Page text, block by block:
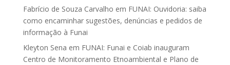
Fabrício de Souza Carvalho em FUNAI: Ouvidoria: saiba
como encaminhar sugestões, denúncias e pedidos de
informação à Funai
Kleyton Sena em FUNAI: Funai e Coiab inauguram
Centro de Monitoramento Etnoambiental e Plano de